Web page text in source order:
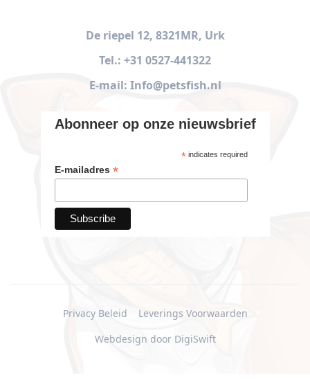
De riepel 12, 8321MR, Urk
Tel.: +31 0527-441322
E-mail: Info@petsfish.nl
Abonneer op onze nieuwsbrief
*indicates required
E-mailadres *
Webdesign door DigiSwift
Privacy Beleid Leverings Voorwaarden